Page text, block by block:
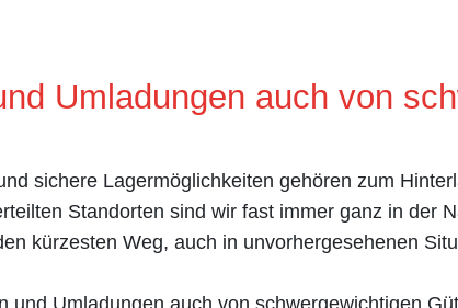
Umladungen auch von
sichere Lagermöglichkeiten gehören zum
Standorten sind wir fast immer ganz in der
kürzesten Weg, auch in unvorhergesehenen
und Umladungen auch von schwergewichtigen